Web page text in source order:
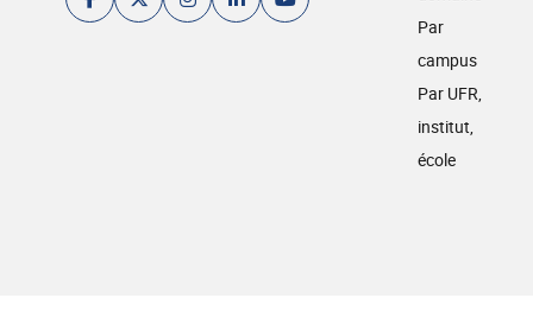
Par
campus
Par UFR,
institut,
école